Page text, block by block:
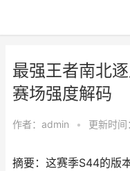
最强王者南北
赛场强度解码
作者： admin • 更新时
摘要：这赛季S44的版